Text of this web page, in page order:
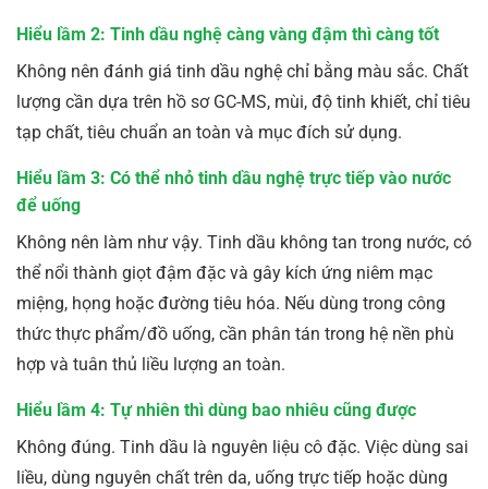
Hiểu lầm 2: Tinh dầu nghệ càng vàng đậm thì càng tốt
Không nên đánh giá tinh dầu nghệ chỉ bằng màu sắc. Chất
lượng cần dựa trên hồ sơ GC-MS, mùi, độ tinh khiết, chỉ tiêu
tạp chất, tiêu chuẩn an toàn và mục đích sử dụng.
Hiểu lầm 3: Có thể nhỏ tinh dầu nghệ trực tiếp vào nước
để uống
Không nên làm như vậy. Tinh dầu không tan trong nước, có
thể nổi thành giọt đậm đặc và gây kích ứng niêm mạc
miệng, họng hoặc đường tiêu hóa. Nếu dùng trong công
thức thực phẩm/đồ uống, cần phân tán trong hệ nền phù
hợp và tuân thủ liều lượng an toàn.
Hiểu lầm 4: Tự nhiên thì dùng bao nhiêu cũng được
Không đúng. Tinh dầu là nguyên liệu cô đặc. Việc dùng sai
liều, dùng nguyên chất trên da, uống trực tiếp hoặc dùng